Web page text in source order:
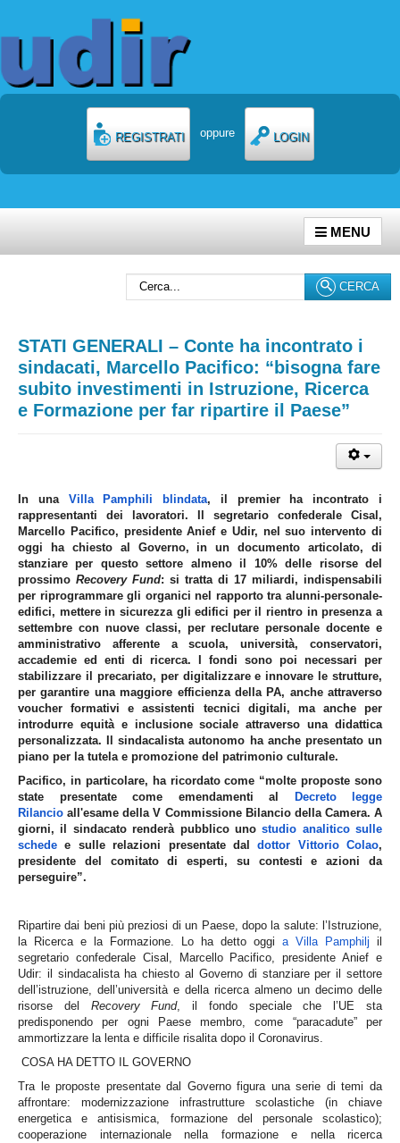
REGISTRATI oppure LOGIN
MENU
CERCA
STATI GENERALI – Conte ha incontrato i
sindacati, Marcello Pacifico: “bisogna fare
subito investimenti in Istruzione, Ricerca
e Formazione per far ripartire il Paese”
In una Villa Pamphili blindata, il premier ha incontrato i
rappresentanti dei lavoratori. Il segretario confederale Cisal,
Marcello Pacifico, presidente Anief e Udir, nel suo intervento di
oggi ha chiesto al Governo, in un documento articolato, di
stanziare per questo settore almeno il 10% delle risorse del
prossimo Recovery Fund: si tratta di 17 miliardi, indispensabili
per riprogrammare gli organici nel rapporto tra alunni-personale-
edifici, mettere in sicurezza gli edifici per il rientro in presenza a
settembre con nuove classi, per reclutare personale docente e
amministrativo afferente a scuola, università, conservatori,
accademie ed enti di ricerca. I fondi sono poi necessari per
stabilizzare il precariato, per digitalizzare e innovare le strutture,
per garantire una maggiore efficienza della PA, anche attraverso
voucher formativi e assistenti tecnici digitali, ma anche per
introdurre equità e inclusione sociale attraverso una didattica
personalizzata. Il sindacalista autonomo ha anche presentato un
piano per la tutela e promozione del patrimonio culturale.
Pacifico, in particolare, ha ricordato come “molte proposte sono
state presentate come emendamenti al
Decreto legge
Rilancio all'esame della V Commissione Bilancio della Camera. A
giorni, il sindacato renderà pubblico unostudio analitico sulle
schede e sulle relazioni presentate daldottor Vittorio Colao,
presidente del comitato di esperti, su contesti e azioni da
perseguire”.
Ripartire dai beni più preziosi di un Paese, dopo la salute: l’Istruzione,
la Ricerca e la Formazione. Lo ha detto oggi a Villa Pamphilj il
segretario confederale Cisal, Marcello Pacifico, presidente Anief e
Udir: il sindacalista ha chiesto al Governo di stanziare per il settore
dell’istruzione, dell’università e della ricerca almeno un decimo delle
risorse del Recovery Fund, il fondo speciale che l’UE sta
predisponendo per ogni Paese membro, come “paracadute” per
ammortizzare la lenta e difficile risalita dopo il Coronavirus.
COSA HA DETTO IL GOVERNO
Tra le proposte presentate dal Governo figura una serie di temi da
affrontare: modernizzazione infrastrutture scolastiche (in chiave
energetica e antisismica, formazione del personale scolastico);
cooperazione internazionale nella formazione e nella ricerca